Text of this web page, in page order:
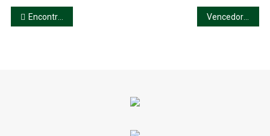
Navegação
Encontro Nacional de Juventude